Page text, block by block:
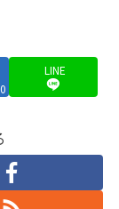
0
LINE